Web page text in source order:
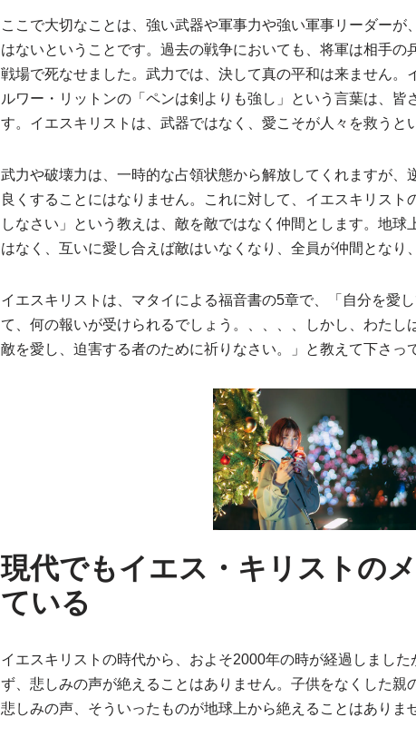
ここで大切なことは、強い武器や軍事力や強い軍事リーダーが
はないということです。過去の戦争においても、将軍は相手の
戦場で死なせました。武力では、決して真の平和は来ません。
ルワー・リットンの「ペンは剣よりも強し」という言葉は、皆
す。イエスキリストは、武器ではなく、愛こそが人々を救うと
武力や破壊力は、一時的な占領状態から解放してくれますが、
良くすることにはなりません。これに対して、イエスキリスト
しなさい」という教えは、敵を敵ではなく仲間とします。地球
はなく、互いに愛し合えば敵はいなくなり、全員が仲間となり
イエスキリストは、マタイによる福音書の5章で、「自分を愛
て、何の報いが受けられるでしょう。、、、、しかし、わたし
敵を愛し、迫害する者のために祈りなさい。」と教えて下さっ
現代でもイエス・キリストの
ている
イエスキリストの時代から、およそ2000年の時が経過しました
ず、悲しみの声が絶えることはありません。子供をなくした親
悲しみの声、そういったものが地球上から絶えることはありま